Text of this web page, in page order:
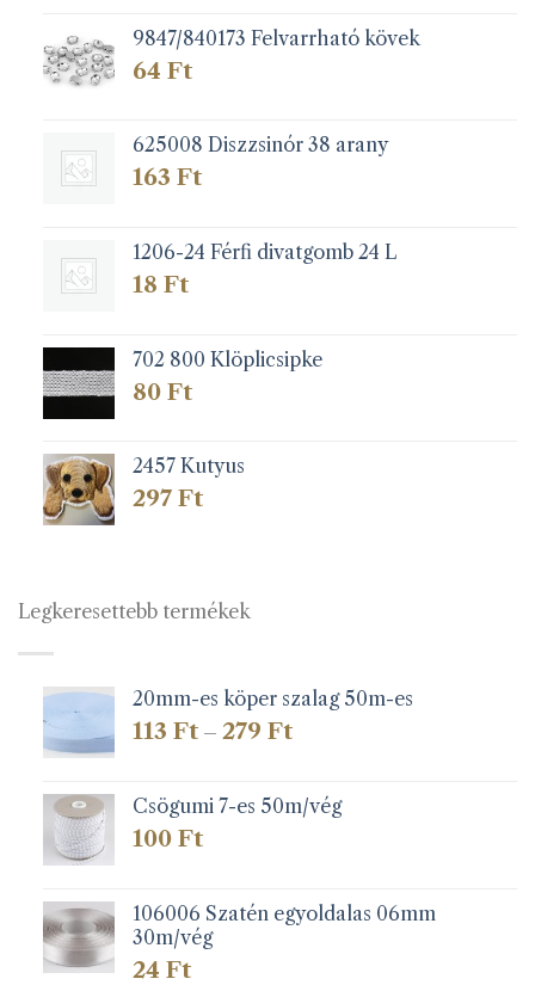
9847/840173 Felvarrható kövek
64 Ft
625008 Diszzsinór 38 arany
163 Ft
1206-24 Férfi divatgomb 24 L
18 Ft
702 800 Klöplicsipke
80 Ft
2457 Kutyus
297 Ft
Legkeresettebb termékek
20mm-es köper szalag 50m-es
113 Ft – 279 FtÁrtartomány:
279 Ft
Csögumi 7-es 50m/vég
100 Ft
106006 Szatén egyoldalas 06mm
30m/vég
24 Ft